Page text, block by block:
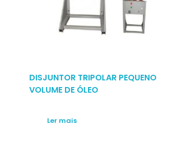
DISJUNTOR TRIPOLAR PEQUENO
VOLUME DE ÓLEO
Ler mais